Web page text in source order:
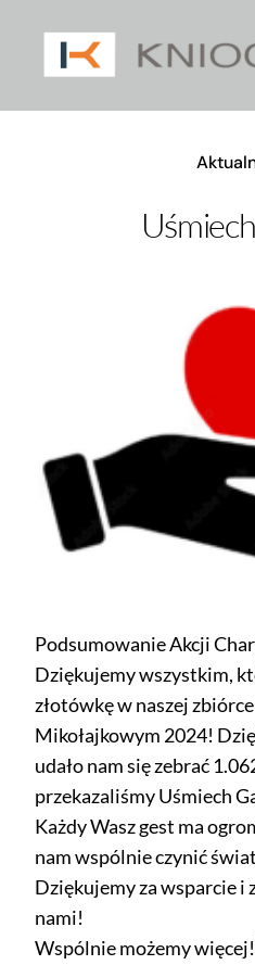
zawartości
Podsumowanie Akcji
Dziękujemy wszystkim,
złotówkę w naszej
Mikołajkowym 2024!
udało nam się zebrać
przekazaliśmyUśmiech
Każdy Wasz gest ma
nam wspólnie czynić
Dziękujemy za wsparcie i
nami!
Wspólnie możemy więcej!